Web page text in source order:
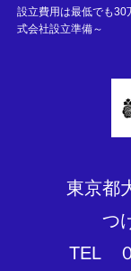
設立費用は最低でも
式会社設立準備～
東京都
つ
TEL